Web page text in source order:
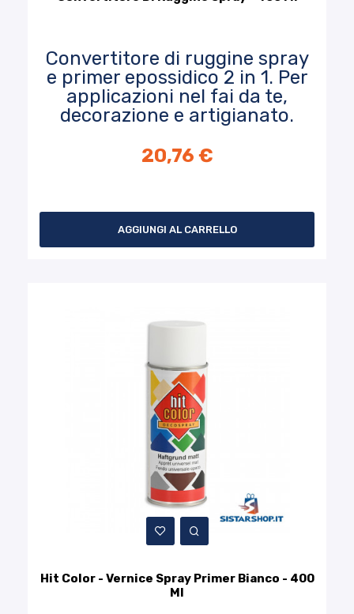
Convertitore di ruggine spray
e primer epossidico 2 in 1. Per
applicazioni nel fai da te,
decorazione e artigianato.
20,76 €
AGGIUNGI AL CARRELLO
Hit Color - Vernice Spray Primer Bianco - 400
Ml